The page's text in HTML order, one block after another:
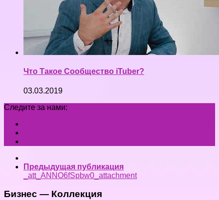
Что Такое Сообщество iTuber?
03.03.2019
Следите за нами:
Предыдущая публикация
_att_ANNO6fSpbw0_attachment
Бизнес — Коллекция